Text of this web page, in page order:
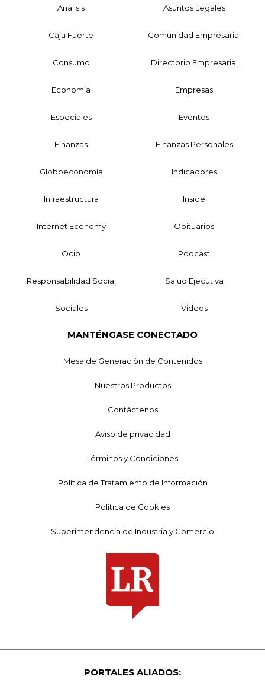
Análisis Asuntos Legales
Caja Fuerte Comunidad Empresarial
Consumo Directorio Empresarial
Economía Empresas
Especiales Eventos
Finanzas Finanzas Personales
Globoeconomía Indicadores
Infraestructura Inside
Internet Economy Obituarios
Ocio Podcast
Responsabilidad Social Salud Ejecutiva
Sociales Videos
MANTÉNGASE CONECTADO
Mesa de Generación de Contenidos
Nuestros Productos
Contáctenos
Aviso de privacidad
Términos y Condiciones
Política de Tratamiento de Información
Política de Cookies
Superintendencia de Industria y Comercio
PORTALES ALIADOS: